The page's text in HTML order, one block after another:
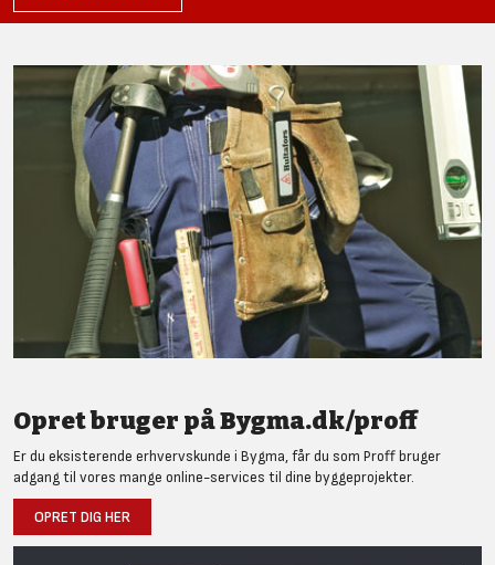
Opret bruger på Bygma.dk/proff
Er du eksisterende erhvervskunde i Bygma, får du som Proff bruger
adgang til vores mange online-services til dine byggeprojekter.
OPRET DIG HER